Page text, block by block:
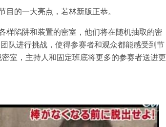
的一大亮点，若林新版正恭。
样陷阱和装置的密室，他们将在随机抽取的密
队进行挑战，使得参赛者和观众都能感受到节
室，主持人和固定班底将更多的参赛者送进更